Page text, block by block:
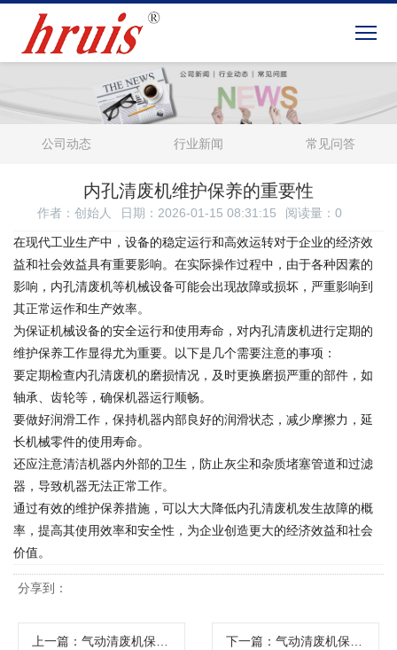
公司动态 行业新闻 常见问答
内孔清废机维护保养的重要性
作者：创始人 日期：2026-01-15 08:31:15 阅读量： 0
在现代工业生产中，设备的稳定运行和高效运转对于企业的经济效
益和社会效益具有重要影响。在实际操作过程中，由于各种因素的
影响，内孔清废机等机械设备可能会出现故障或损坏，严重影响到
其正常运作和生产效率。
为保证机械设备的安全运行和使用寿命，对内孔清废机进行定期的
维护保养工作显得尤为重要。以下是几个需要注意的事项：
要定期检查内孔清废机的磨损情况，及时更换磨损严重的部件，如
轴承、齿轮等，确保机器运行顺畅。
要做好润滑工作，保持机器内部良好的润滑状态，减少摩擦力，延
长机械零件的使用寿命。
还应注意清洁机器内外部的卫生，防止灰尘和杂质堵塞管道和过滤
器，导致机器无法正常工作。
通过有效的维护保养措施，可以大大降低内孔清废机发生故障的概
率，提高其使用效率和安全性，为企业创造更大的经济效益和社会
价值。
分享到：
上一篇 ：气动清废机保养与维护指南 下一篇 ：气动清废机保养与维护